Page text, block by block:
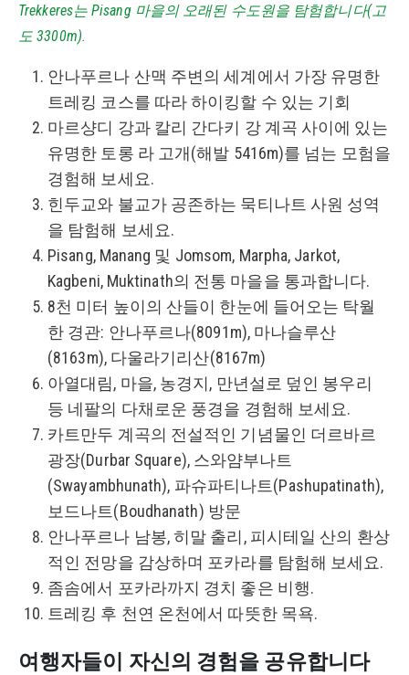
Trekkeres는 Pisang 마을의 오래된 수도원을 탐험합니다(고
도 3300m).
안나푸르나 산맥 주변의 세계에서 가장 유명한
트레킹 코스를 따라 하이킹할 수 있는 기회
마르샹디 강과 칼리 간다키 강 계곡 사이에 있는
유명한 토롱 라 고개(해발 5416m)를 넘는 모험을
경험해 보세요.
힌두교와 불교가 공존하는 묵티나트 사원 성역
을 탐험해 보세요.
Pisang, Manang 및 Jomsom, Marpha, Jarkot,
Kagbeni, Muktinath의 전통 마을을 통과합니다.
8천 미터 높이의 산들이 한눈에 들어오는 탁월
한 경관: 안나푸르나(8091m), 마나슬루산
(8163m), 다울라기리산(8167m)
아열대림, 마을, 농경지, 만년설로 덮인 봉우리
등 네팔의 다채로운 풍경을 경험해 보세요.
카트만두 계곡의 전설적인 기념물인 더르바르
광장(Durbar Square), 스와얌부나트
(Swayambhunath), 파슈파티나트(Pashupatinath),
보드나트(Boudhanath) 방문
안나푸르나 남봉, 히말 출리, 피시테일 산의 환상
적인 전망을 감상하며 포카라를 탐험해 보세요.
좀솜에서 포카라까지 경치 좋은 비행.
트레킹 후 천연 온천에서 따뜻한 목욕.
여행자들이 자신의 경험을 공유합니다